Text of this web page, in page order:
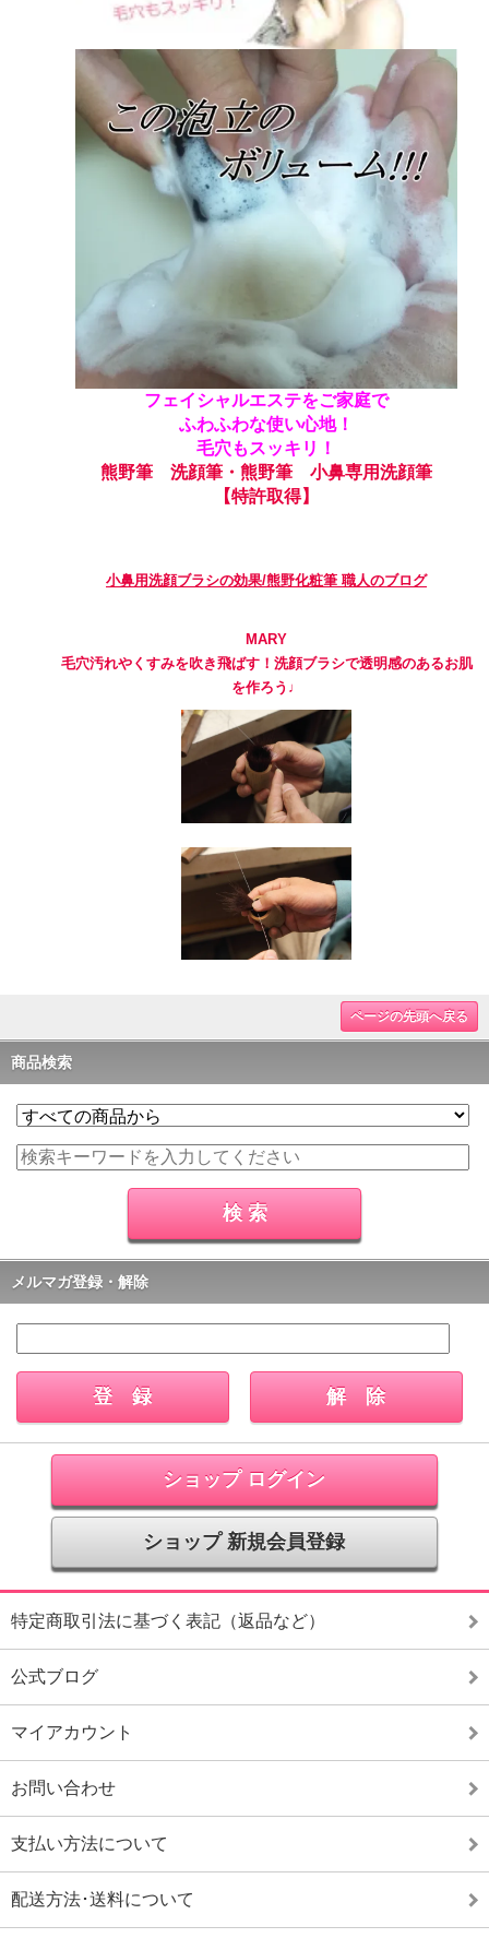
フェイシャルエステをご家庭で
ふわふわな使い心地！
毛穴もスッキリ！
熊野筆 洗顔筆・熊野筆 小鼻専用洗顔筆
【特許取得】
小鼻用洗顔ブラシの効果/熊野化粧筆 職人のブログ
MARY
毛穴汚れやくすみを吹き飛ばす！洗顔ブラシで透明感のあるお肌
を作ろう♩
ページの先頭へ戻る
商品検索
メルマガ登録・解除
ショップ ログイン
ショップ 新規会員登録
特定商取引法に基づく表記（返品など）
公式ブログ
マイアカウント
お問い合わせ
支払い方法について
配送方法･送料について